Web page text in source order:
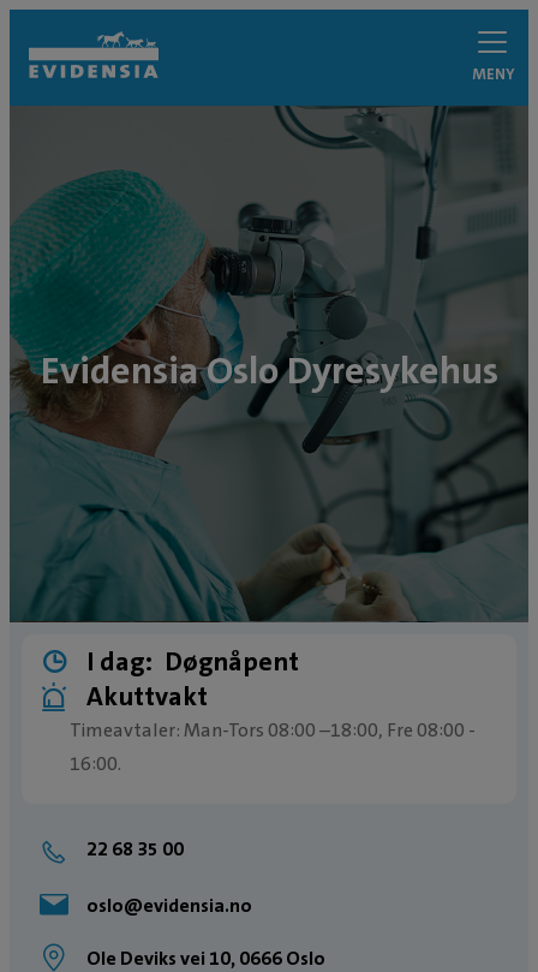
MENY
Evidensia Oslo Dyresykehus
I dag: Døgnåpent
Akuttvakt
Timeavtaler: Man-Tors 08:00 –18:00, Fre 08:00 -
16:00.
22 68 35 00
oslo@evidensia.no
Ole Deviks vei 10, 0666 Oslo